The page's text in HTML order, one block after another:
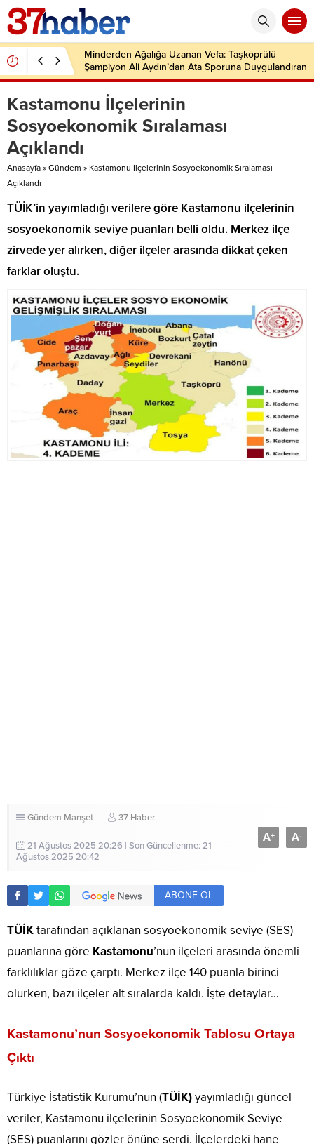
Minderden Ağalığa Uzanan Vefa: Taşköprülü
Şampiyon Ali Aydın’dan Ata Sporuna Duygulandıran
Dönüş
Kastamonu İlçelerinin
Sosyoekonomik Sıralaması
Açıklandı
Anasayfa » Gündem » Kastamonu İlçelerinin Sosyoekonomik Sıralaması
Açıklandı
TÜİK’in yayımladığı verilere göre Kastamonu ilçelerinin
sosyoekonomik seviye puanları belli oldu. Merkez ilçe
zirvede yer alırken, diğer ilçeler arasında dikkat çeken
farklar oluştu.
Gündem Manşet 37 Haber
21 Ağustos 2025 20:26 | Son Güncellenme: 21
Ağustos 2025 20:42
A+ A-
ABONE OL
TÜİKtarafından açıklanan sosyoekonomik seviye (SES)
puanlarına göre Kastamonu’nun ilçeleri arasında önemli
farklılıklar göze çarptı. Merkez ilçe 140 puanla birinci
olurken, bazı ilçeler alt sıralarda kaldı. İşte detaylar…
Kastamonu’nun Sosyoekonomik Tablosu Ortaya
Çıktı
Türkiye İstatistik Kurumu’nun (TÜİK)yayımladığı güncel
veriler, Kastamonu ilçelerinin Sosyoekonomik Seviye
(SES) puanlarını gözler önüne serdi. İlçelerdeki hane